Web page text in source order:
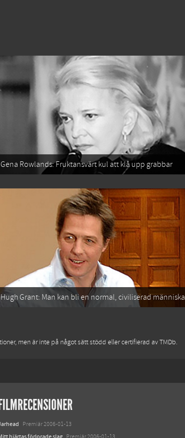
Gena Rowlands: Fruktansvärt kul att klå upp grabbar
Hugh Grant: Man kan bli en normal, civiliserad människa
men är inte på något sätt stödd eller certifierad av TMDb.
Premiär 2006-01-13